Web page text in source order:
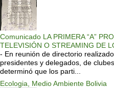
Comunicado LA PRIMERA “A”
TELEVISIÓN O STREAMING DE
- En reunión de directorio
presidentes y delegados, de
determinó que los parti...
Ecologia, Medio Ambiente Bolivia